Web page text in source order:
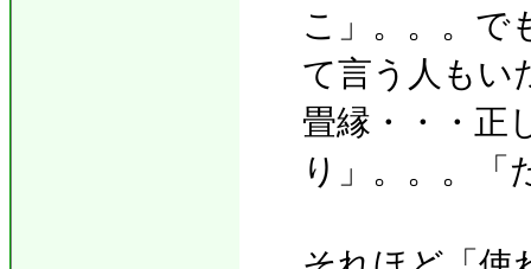
こ」。。。で
て言う人もい
畳縁・・・正
り」。。。「